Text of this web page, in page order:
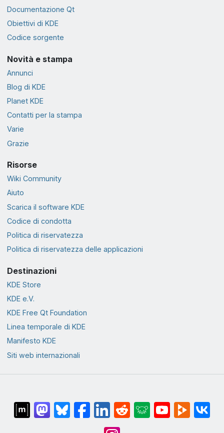
Documentazione Qt
Obiettivi di KDE
Codice sorgente
Novità e stampa
Annunci
Blog di KDE
Planet KDE
Contatti per la stampa
Varie
Grazie
Risorse
Wiki Community
Aiuto
Scarica il software KDE
Codice di condotta
Politica di riservatezza
Politica di riservatezza delle applicazioni
Destinazioni
KDE Store
KDE e.V.
KDE Free Qt Foundation
Linea temporale di KDE
Manifesto KDE
Siti web internazionali